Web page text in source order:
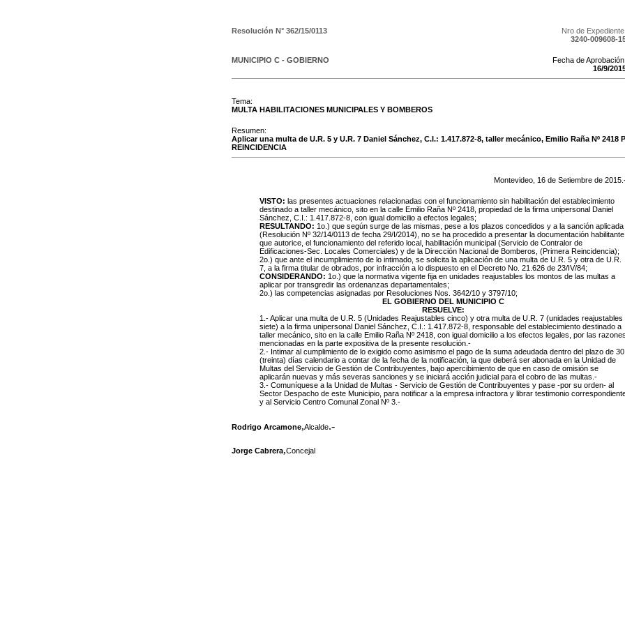
Resolución N° 362/15/0113
Nro de
3240-009608-
MUNICIPIO C - GOBIERNO
Fecha de
16/9/
Tema:
MULTA HABILITACIONES MUNICIPALES Y BOMBEROS
Resumen:
Aplicar una multa de U.R. 5 y U.R. 7 Daniel Sánchez, C.I.: 1.417.872-8, taller mecánico, Emilio Raña Nº 2418
REINCIDENCIA
Montevideo, 16 de Setiembre de 2015
VISTO: las presentes actuaciones relacionadas con el funcionamiento sin habilitación del establecimiento
destinado a taller mecánico, sito en la calle Emilio Raña Nº 2418, propiedad de la firma unipersonal Daniel
Sánchez, C.I.: 1.417.872-8, con igual domicilio a efectos legales;
RESULTANDO: 1o.) que según surge de las mismas, pese a los plazos concedidos y a la sanción aplicada
(Resolución Nº 32/14/0113 de fecha 29/I/2014), no se ha procedido a presentar la documentación habilitante
que autorice, el funcionamiento del referido local, habilitación municipal (Servicio de Contralor de
Edificaciones-Sec. Locales Comerciales) y de la Dirección Nacional de Bomberos, (Primera Reincidencia);
2o.) que ante el incumplimiento de lo intimado, se solicita la aplicación de una multa de U.R. 5 y otra de U.R.
7, a la firma titular de obrados, por infracción a lo dispuesto en el Decreto No. 21.626 de 23/IV/84;
CONSIDERANDO: 1o.) que la normativa vigente fija en unidades reajustables los montos de las multas a
aplicar por transgredir las ordenanzas departamentales;
2o.) las competencias asignadas por Resoluciones Nos. 3642/10 y 3797/10;
EL GOBIERNO DEL MUNICIPIO C
RESUELVE:
1.- Aplicar una multa de U.R. 5 (Unidades Reajustables cinco) y otra multa de U.R. 7 (unidades reajustables
siete) a la firma unipersonal Daniel Sánchez, C.I.: 1.417.872-8, responsable del establecimiento destinado a
taller mecánico, sito en la calle Emilio Raña Nº 2418, con igual domicilio a los efectos legales, por las
mencionadas en la parte expositiva de la presente resolución.-
2.- Intimar al cumplimiento de lo exigido como asimismo el pago de la suma adeudada dentro del plazo de 30
(treinta) días calendario a contar de la fecha de la notificación, la que deberá ser abonada en la Unidad de
Multas del Servicio de Gestión de Contribuyentes, bajo apercibimiento de que en caso de omisión se
aplicarán nuevas y más severas sanciones y se iniciará acción judicial para el cobro de las multas.-
3.- Comuníquese a la Unidad de Multas - Servicio de Gestión de Contribuyentes y pase -por su orden- al
Sector Despacho de este Municipio, para notificar a la empresa infractora y librar testimonio
y al Servicio Centro Comunal Zonal Nº 3.-
Rodrigo Arcamone,Alcalde.-
Jorge Cabrera,Concejal